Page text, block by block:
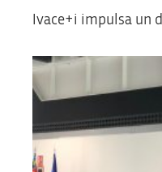
Ivace+i impulsa un